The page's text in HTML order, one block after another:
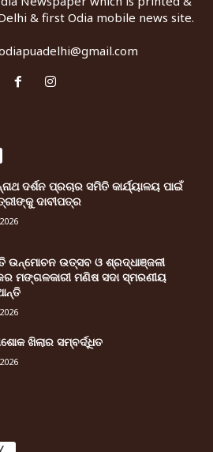
& first Odia mobile news site.
ଦର୍ଶନ ପ୍ରଚାର ସମିତି କାର୍ଯ୍ୟାଳୟ ପାଇଁ
ଦାବୀପତ୍ର
ଉନ୍ମୋଚନ ଉତ୍ସବ ଓ ଶ୍ରଦ୍ଧାଞ୍ଜଳୀ
ମଙ୍ଗଳକାରୀ ମଣିଷ ସଦା ସ୍ମରଣୀୟ
ଖିଲାର ସମ୍ବର୍ଦ୍ଧିତ